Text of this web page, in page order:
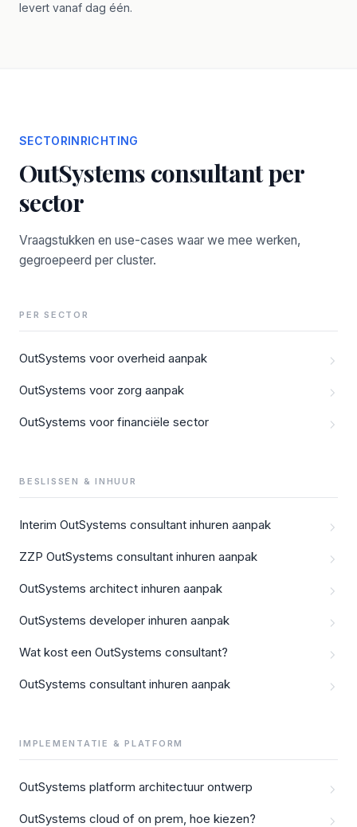
levert vanaf dag één.
SECTORINRICHTING
OutSystems consultant per
sector
Vraagstukken en use-cases waar we mee werken,
gegroepeerd per cluster.
PER SECTOR
OutSystems voor overheid aanpak
OutSystems voor zorg aanpak
OutSystems voor financiële sector
BESLISSEN & INHUUR
Interim OutSystems consultant inhuren aanpak
ZZP OutSystems consultant inhuren aanpak
OutSystems architect inhuren aanpak
OutSystems developer inhuren aanpak
Wat kost een OutSystems consultant?
OutSystems consultant inhuren aanpak
IMPLEMENTATIE & PLATFORM
OutSystems platform architectuur ontwerp
OutSystems cloud of on prem, hoe kiezen?